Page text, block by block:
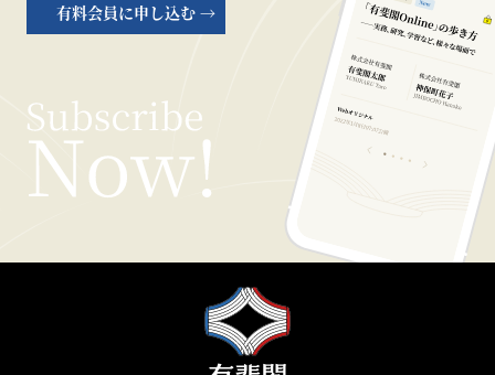
有料会員に申し込む →